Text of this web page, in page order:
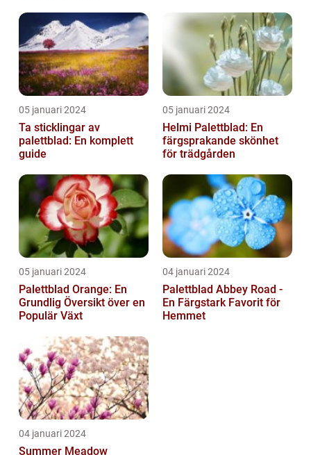
05 januari 2024
Ta sticklingar av
palettblad: En komplett
guide
05 januari 2024
Helmi Palettblad: En
färgsprakande skönhet
för trädgården
05 januari 2024
Palettblad Orange: En
Grundlig Översikt över en
Populär Växt
04 januari 2024
Palettblad Abbey Road -
En Färgstark Favorit för
Hemmet
04 januari 2024
Summer Meadow